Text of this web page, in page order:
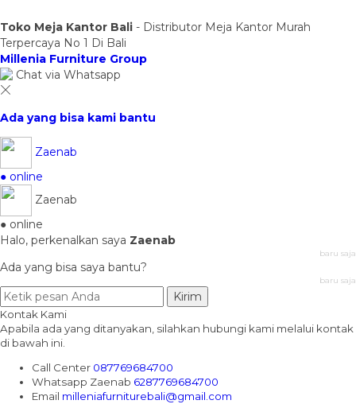
Toko Meja Kantor Bali - Distributor Meja Kantor Murah
Terpercaya No 1 Di Bali
Millenia Furniture Group
Chat via Whatsapp
Ada yang bisa kami bantu
Zaenab
● online
Zaenab
● online
Halo, perkenalkan saya Zaenab
baru saja
Ada yang bisa saya bantu?
baru saja
Kirim
Kontak Kami
Apabila ada yang ditanyakan, silahkan hubungi kami melalui kontak
di bawah ini.
Call Center 087769684700
Whatsapp Zaenab 6287769684700
Email milleniafurniturebali@gmail.com